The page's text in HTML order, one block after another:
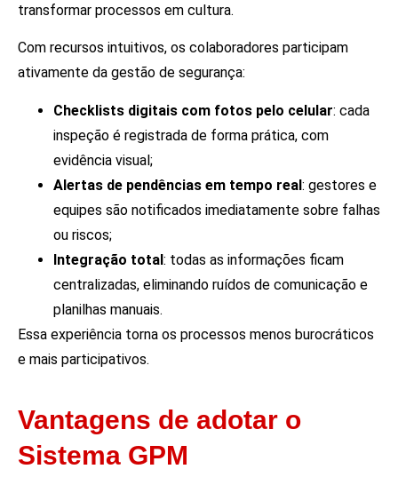
transformar processos em cultura.
Com recursos intuitivos, os colaboradores participam
ativamente da gestão de segurança:
Checklists digitais com fotos pelo celular: cada
inspeção é registrada de forma prática, com
evidência visual;
Alertas de pendências em tempo real: gestores e
equipes são notificados imediatamente sobre falhas
ou riscos;
Integração total: todas as informações ficam
centralizadas, eliminando ruídos de comunicação e
planilhas manuais.
Essa experiência torna os processos menos burocráticos
e mais participativos.
Vantagens de adotar o
Sistema GPM